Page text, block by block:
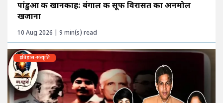
पांडुआ की खानकाह: बंगाल की सूफी विरासत का अनमोल
खजाना
10 Aug 2026 | 9 min(s) read
इतिहास-संस्कृति